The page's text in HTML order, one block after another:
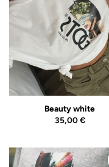
Beauty white
35,00€